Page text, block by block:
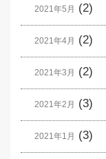
2021年5月 (2)
2021年4月 (2)
2021年3月 (2)
2021年2月 (3)
2021年1月 (3)